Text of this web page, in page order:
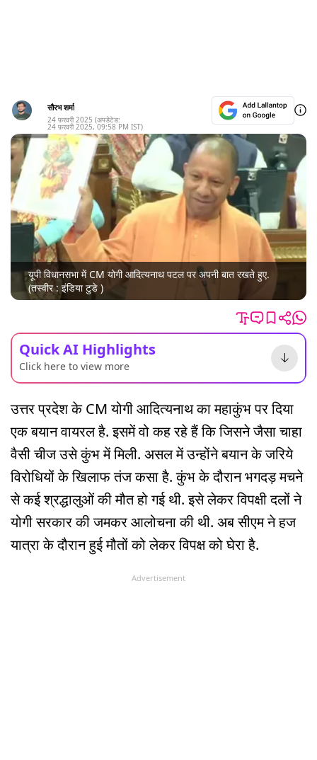
सौरभ शर्मा
24 फ़रवरी 2025 (अपडेटेड:
24 फ़रवरी 2025, 09:58 PM IST)
यूपी विधानसभा में CM योगी आदित्यनाथ पटल पर अपनी बात रखते हुए.
(तस्वीर : इंडिया टुडे )
Quick AI Highlights
Click here to view more
उत्तर प्रदेश के CM योगी आदित्यनाथ का महाकुंभ पर दिया
एक बयान वायरल है. इसमें वो कह रहे हैं कि जिसने जैसा चाहा
वैसी चीज उसे कुंभ में मिली. असल में उन्होंने बयान के जरिये
विरोधियों के खिलाफ तंज कसा है. कुंभ के दौरान भगदड़ मचने
से कई श्रद्धालुओं की मौत हो गई थी. इसे लेकर विपक्षी दलों ने
योगी सरकार की जमकर आलोचना की थी. अब सीएम ने हज
यात्रा के दौरान हुई मौतों को लेकर विपक्ष को घेरा है.
Advertisement